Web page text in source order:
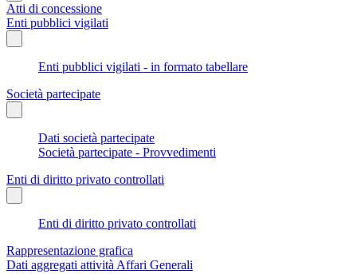
Atti di concessione
Enti pubblici vigilati
Enti pubblici vigilati - in formato tabellare
Società partecipate
Dati società partecipate
Società partecipate - Provvedimenti
Enti di diritto privato controllati
Enti di diritto privato controllati
Rappresentazione grafica
Dati aggregati attività Affari Generali